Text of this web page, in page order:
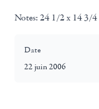
Notes: 24 1/2 x 14 3/
Date
22 juin 2006